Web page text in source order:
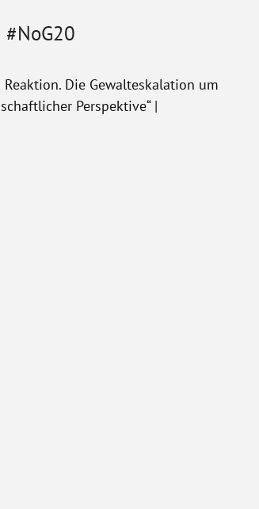
Die Gewalteskalation um
Perspektive“ |